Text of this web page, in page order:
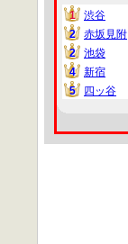
1
1
渋谷
2
2
赤坂見附
2
2
池袋
4
4
新宿
5
5 四ッ谷